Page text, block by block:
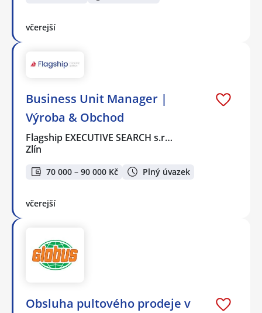
včerejší
Business Unit Manager |
Výroba & Obchod
Flagship EXECUTIVE SEARCH s.r…
Zlín
70 000 – 90 000 Kč Plný úvazek
včerejší
Obsluha pultového prodeje v